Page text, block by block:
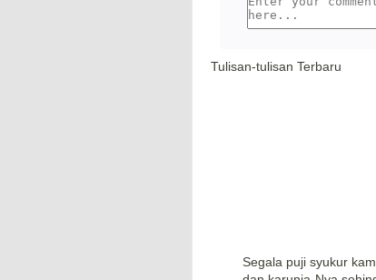
Tulisan-tulisan Terbaru
Segala puji syukur